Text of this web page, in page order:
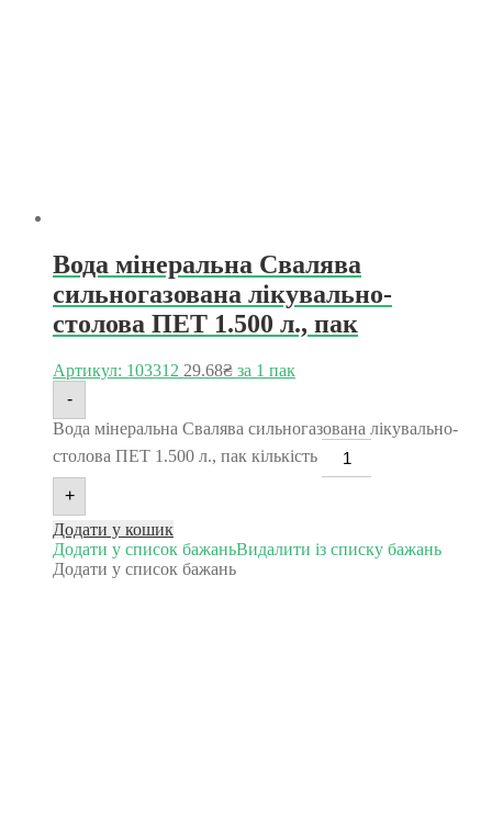
Вода мінеральна Свалява
сильногазована лікувально-
столова ПЕТ 1.500 л., пак
Артикул: 103312 29.68₴ за 1 пак
-
Вода мінеральна Свалява сильногазована лікувально-
столова ПЕТ 1.500 л., пак кількість
+
Додати у кошик
Додати у список бажаньВидалити із списку бажань
Додати у список бажань